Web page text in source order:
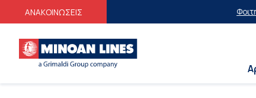
ΑΝΑΚΟΙΝΩΣΕΙΣ